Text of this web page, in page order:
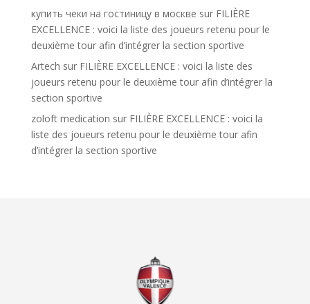
купить чеки на гостиницу в москве sur FILIÈRE
EXCELLENCE : voici la liste des joueurs retenu pour le
deuxième tour afin d’intégrer la section sportive
Artech sur FILIÈRE EXCELLENCE : voici la liste des
joueurs retenu pour le deuxième tour afin d’intégrer la
section sportive
zoloft medication sur FILIÈRE EXCELLENCE : voici la
liste des joueurs retenu pour le deuxième tour afin
d’intégrer la section sportive